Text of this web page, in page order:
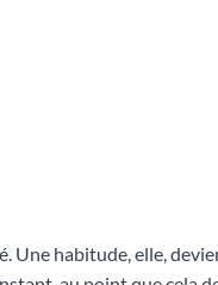
Une habitude, elle,